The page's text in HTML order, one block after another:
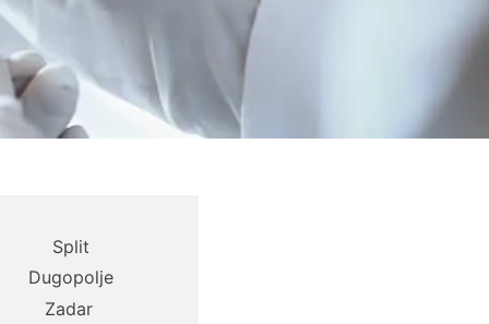
Split
Dugopolje
Zadar